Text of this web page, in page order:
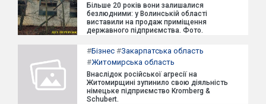
Більше 20 років вони залишалися
безлюдними: у Волинській області
виставили на продаж приміщення
державного підприємства. Фото.
#Бізнес #Закарпатська область
#Житомирська область
Внаслідок російської агресії на
Житомирщині зупинило свою діяльність
німецьке підприємство Kromberg &
Schubert.